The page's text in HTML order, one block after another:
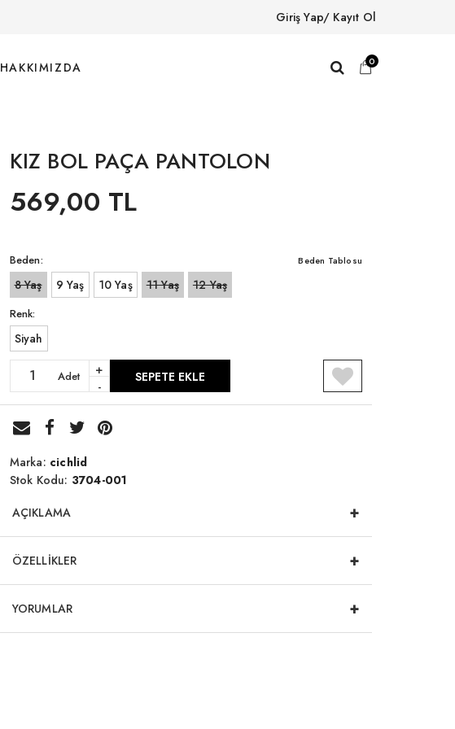
Giriş Yap/ Kayıt Ol
HAKKIMIZDA 0
KIZ BOL PAÇA PANTOLON
569,00 TL
Beden: Beden Tablosu
8 Yaş 9 Yaş 10 Yaş 11 Yaş 12 Yaş
Renk:
Siyah
Adet
+
-
SEPETE EKLE
Marka: cichlid
Stok Kodu: 3704-001
AÇIKLAMA
+
ÖZELLİKLER +
YORUMLAR +